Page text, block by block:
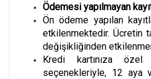
Ödemesi yapılmayan
Ön ödeme yapılan
etkilenmektedir. Ücretin
değişikliğinden
Kredi kartınıza
seçenekleriyle, 12 aya